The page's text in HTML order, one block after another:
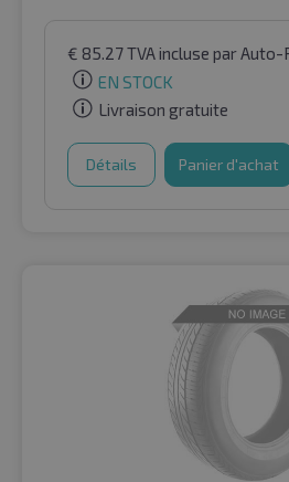
€ 85.27TVA incluse par Auto-
EN STOCK
Livraison gratuite
Détails Panier d'achat